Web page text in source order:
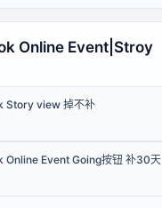
Online Event|Stroy
Story view 掉不补
Online Event Going按钮 补30天